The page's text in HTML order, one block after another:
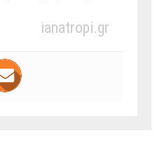
ianatropi.gr